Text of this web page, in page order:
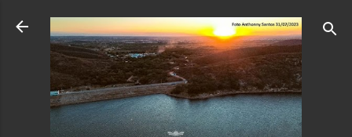
Pular para o conteúdo principal